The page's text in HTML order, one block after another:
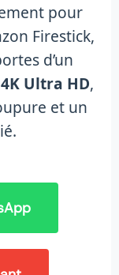
pour
Firestick,
d’un
4K Ultra HD,
et un